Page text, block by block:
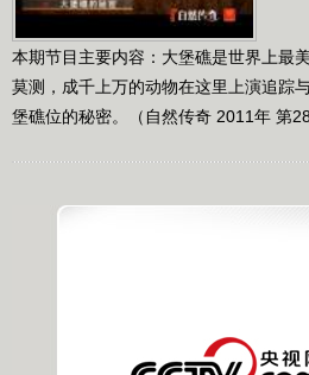
本期节目主要内容：大堡礁是世界上最
莫测，成千上万的动物在这里上演追踪
堡礁位的秘密。（自然传奇 2011年 第